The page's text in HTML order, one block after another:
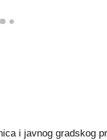
i javnog gradskog